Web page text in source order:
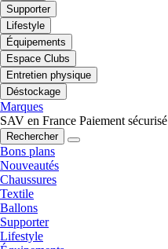
Supporter
Lifestyle
Équipements
Espace Clubs
Entretien physique
Déstockage
Marques
SAV en France Paiement sécurisé
Rechercher
Bons plans
Nouveautés
Chaussures
Textile
Ballons
Supporter
Lifestyle